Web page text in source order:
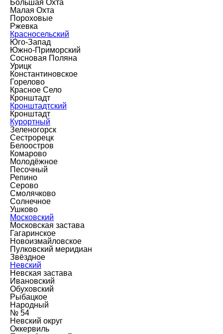
Большая Охта
Малая Охта
Пороховые
Ржевка
Красносельский
Юго-Запад
Южно-Приморский
Сосновая Поляна
Урицк
Константиновское
Горелово
Красное Село
Кронштадт
Кронштадтский
Кронштадт
Курортный
Зеленогорск
Сестрорецк
Белоостров
Комарово
Молодёжное
Песочный
Репино
Серово
Смолячково
Солнечное
Ушково
Московский
Московская застава
Гагаринское
Новоизмайловское
Пулковский меридиан
Звёздное
Невский
Невская застава
Ивановский
Обуховский
Рыбацкое
Народный
№ 54
Невский округ
Оккервиль